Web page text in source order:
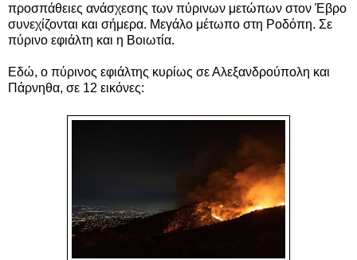
προσπάθειες ανάσχεσης των πύρινων μετώπων στον Έβρο
συνεχίζονται και σήμερα. Μεγάλο μέτωπο στη Ροδόπη. Σε
πύρινο εφιάλτη και η Βοιωτία.
Εδώ, ο πύρινος εφιάλτης κυρίως σε Αλεξανδρούπολη και
Πάρνηθα, σε 12 εικόνες: